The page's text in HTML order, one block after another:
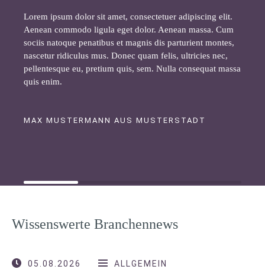
Lorem ipsum dolor sit amet, consectetuer adipiscing elit.
Aenean commodo ligula eget dolor. Aenean massa. Cum
sociis natoque penatibus et magnis dis parturient montes,
nascetur ridiculus mus. Donec quam felis, ultricies nec,
pellentesque eu, pretium quis, sem. Nulla consequat massa
quis enim.
MAX MUSTERMANN AUS MUSTERSTADT
Wissenswerte Branchennews
05.08.2026 ALLGEMEIN